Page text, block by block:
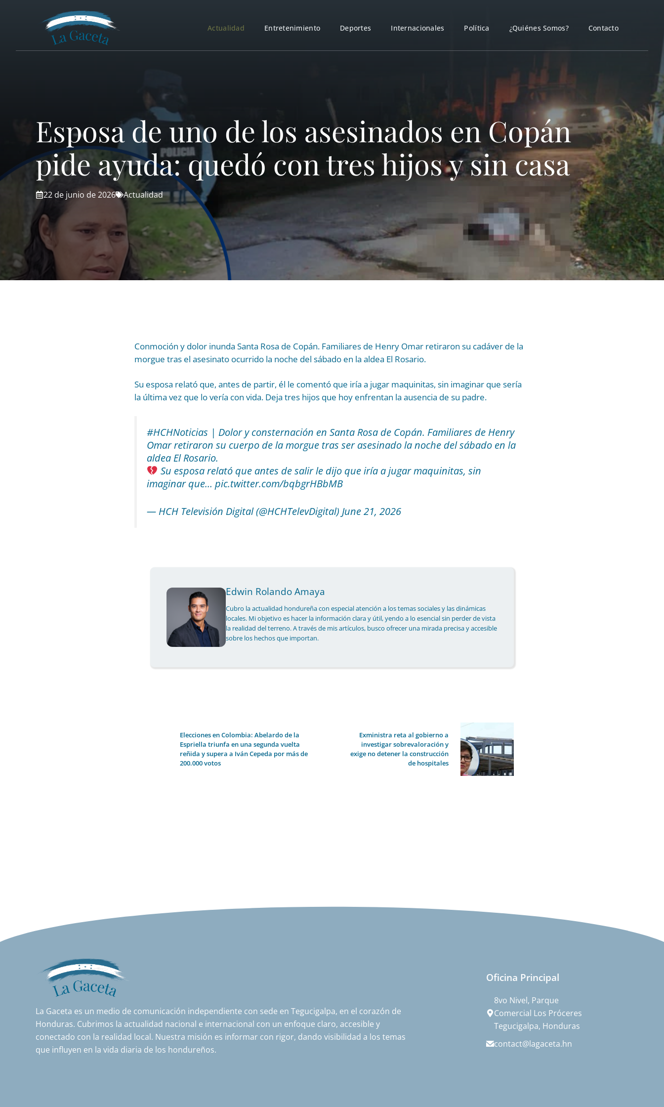
Actualidad Entretenimiento Deportes Internacionales Política ¿Quiénes Somos? Contacto
Esposa de uno de los asesinados en Copán
pide ayuda: quedó con tres hijos y sin casa
22 de junio de 2026 Actualidad
Conmoción y dolor inunda Santa Rosa de Copán. Familiares de Henry Omar retiraron su cadáver de la
morgue tras el asesinato ocurrido la noche del sábado en la aldea El Rosario.
Su esposa relató que, antes de partir, él le comentó que iría a jugar maquinitas, sin imaginar que sería
la última vez que lo vería con vida. Deja tres hijos que hoy enfrentan la ausencia de su padre.
#HCHNoticias | Dolor y consternación en Santa Rosa de Copán. Familiares de Henry
Omar retiraron su cuerpo de la morgue tras ser asesinado la noche del sábado en la
aldea El Rosario.
Su esposa relató que antes de salir le dijo que iría a jugar maquinitas, sin
imaginar que… pic.twitter.com/bqbgrHBbMB
— HCH Televisión Digital (@HCHTelevDigital) June 21, 2026
Edwin Rolando Amaya
Cubro la actualidad hondureña con especial atención a los temas sociales y las dinámicas
locales. Mi objetivo es hacer la información clara y útil, yendo a lo esencial sin perder de vista
la realidad del terreno. A través de mis artículos, busco ofrecer una mirada precisa y accesible
sobre los hechos que importan.
Elecciones en Colombia: Abelardo de la
Espriella triunfa en una segunda vuelta
reñida y supera a Iván Cepeda por más de
200.000 votos
Exministra reta al gobierno a
investigar sobrevaloración y
exige no detener la construcción
de hospitales
La Gaceta es un medio de comunicación independiente con sede en Tegucigalpa, en el corazón de
Honduras. Cubrimos la actualidad nacional e internacional con un enfoque claro, accesible y
conectado con la realidad local. Nuestra misión es informar con rigor, dando visibilidad a los temas
que influyen en la vida diaria de los hondureños.
Oficina Principal
8vo Nivel, Parque
Comercial Los Próceres
Tegucigalpa, Honduras
contact@lagaceta.hn